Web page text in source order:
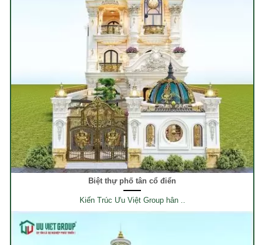
Biệt thự phố tân cổ điển
Kiến Trúc Ưu Việt Group hân ..